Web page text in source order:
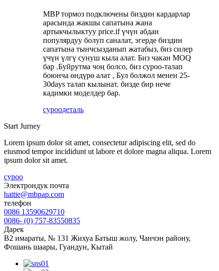
MBP тормоз подключены биздин кардарлар
арасында жакшы сапатына жана
артыкчылыктуу price.if үчүн абдан
популярдуу болуп саналат, эгерде биздин
сапатына тынчсызданып жатабыз, биз силер
үчүн үлгү сунуш кыла алат. Биз чакан MOQ
бар .Буйрутма чоң болсо, биз суроо-талап
боюнча өндүрө алат , Бул болжол менен 25-
30days талап кылынат. бизде бир нече
кадимки моделдер бар.
суроодеталь
Start Jurney
Lorem ipsum dolor sit amet, consectetur adipiscing elit, sed do
eiusmod tempor incididunt ut labore et dolore magna aliqua. Lorem
ipsum dolor sit amet.
суроо
Электрондук почта
hattie@mbpap.com
телефон
0086 13590629710
0086- (0) 757-83550835
Дарек
B2 имараты, № 131 Жихуа Батыш жолу, Чанчэн району,
Фошань шаары, Гуандун, Кытай